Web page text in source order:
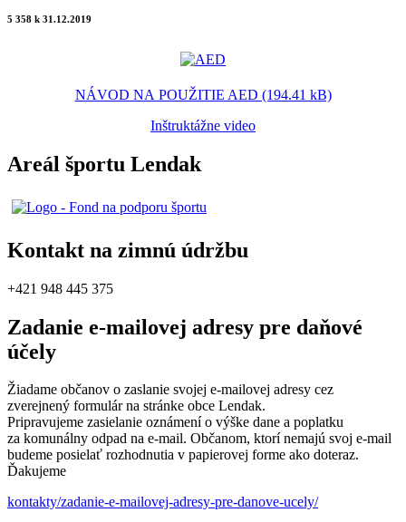
5 358 k 31.12.2019
NÁVOD NA POUŽITIE AED (194.41 kB)
Inštruktážne video
Areál športu Lendak
Kontakt na zimnú údržbu
+421 948 445 375
Zadanie e-mailovej adresy pre daňové
účely
Žiadame občanov o zaslanie svojej e-mailovej adresy cez
zverejnený formulár na stránke obce Lendak.
Pripravujeme zasielanie oznámení o výške dane a poplatku
za komunálny odpad na e-mail. Občanom, ktorí nemajú svoj e-mail
budeme posielať rozhodnutia v papierovej forme ako doteraz.
Ďakujeme
kontakty/zadanie-e-mailovej-adresy-pre-danove-ucely/